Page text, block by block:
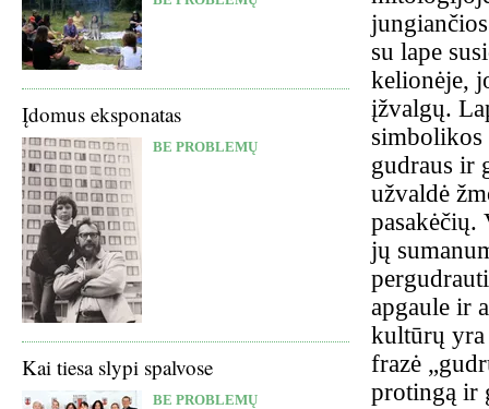
Įdomus eksponatas
BE PROBLEMŲ
Kai tiesa slypi spalvose
BE PROBLEMŲ
su lape
kelionėje,
įžvalgų.
gudraus ir
užvaldė
pasakėčių.
jų
apgaule ir
kultūrų yra
frazė
protingą ir